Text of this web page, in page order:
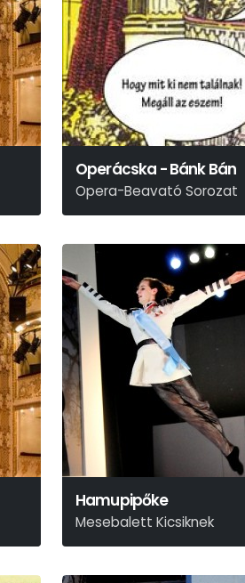
Operácska - Bánk Bán
Opera-Beavató Sorozat
Erkel Ferenc
Hamupipőke
Mesebalett Kicsiknek
Szergej Prokofjev